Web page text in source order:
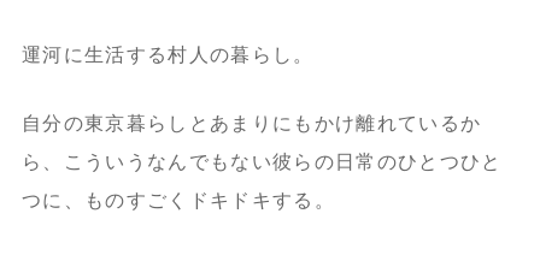
運河に生活する村人の暮らし。
自分の東京暮らしとあまりにもかけ離れているか
ら、
こういうなんでもない彼らの日常のひとつひと
つに、
ものすごくドキドキする。